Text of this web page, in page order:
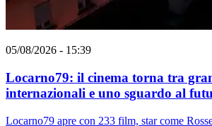
05/08/2026 - 15:39
Locarno79: il cinema torna tra
internazionali e uno sguardo al
Locarno79 apre con 233 film, star come